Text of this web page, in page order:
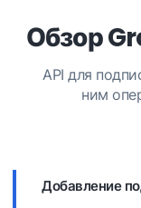
Обзор
API для
ним
Добавление